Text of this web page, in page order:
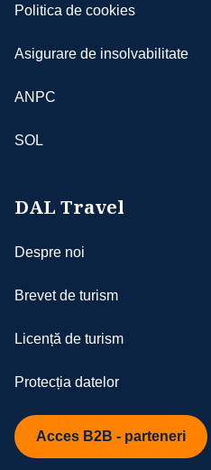
Politica de cookies
Asigurare de insolvabilitate
ANPC
SOL
DAL Travel
Despre noi
Brevet de turism
Licență de turism
Protecția datelor
Acces B2B - parteneri